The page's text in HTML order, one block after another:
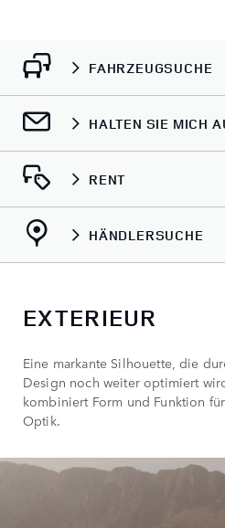
FAHRZEUGSUCHE
HALTEN SIE MICH
RENT
HÄNDLERSUCHE
EXTERIEUR
Eine markante Silhouette, die
Design noch weiter optimiert
kombiniert Form und Funktion
Optik.